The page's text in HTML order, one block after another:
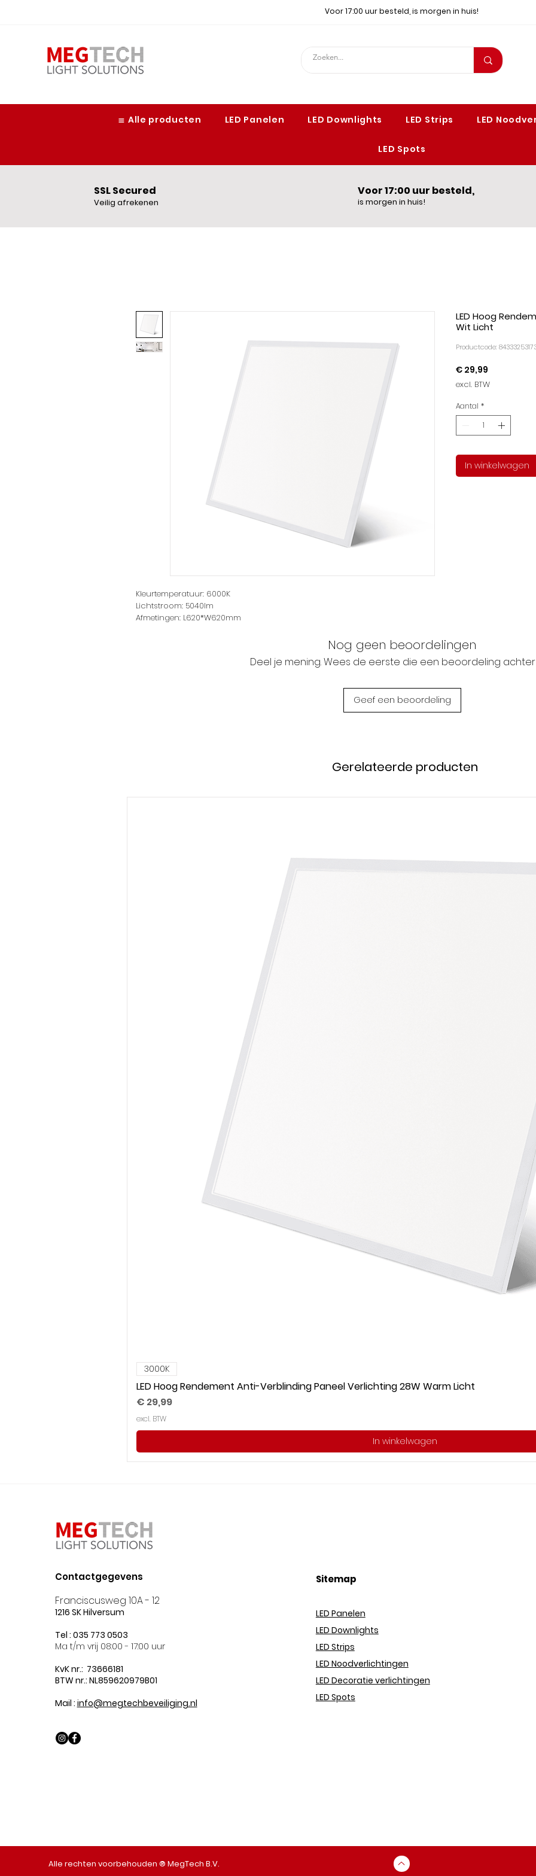
Voor 17:00 uur besteld, is morgen in huis!
≣ Alle producten LED Panelen LED Downlights LED Strips LED
LED Spots
SSL Secured
Veilig afrekenen
Voor 17:00 uur besteld,
is morgen in huis!
Kleurtemperatuur: 6000K
Lichtstroom: 5040lm
Afmetingen: L620*W620mm
LED Hoog
Wit Licht
Productcode:
€ 29,99
excl. BTW
Aantal *
In winkelwagen
Nog geen beoordelingen
Deel je mening. Wees de eerste die een beoordeling
Geef een beoordeling
Gerelateerde producten
3000K
LED Hoog Rendement Anti-Verblinding Paneel Verlichting 28W Warm Licht
Prijs
€ 29,99
excl. BTW
In winkelwagen
Contactgegevens
Franciscusweg 10A - 12
1216 SK Hilversum
Tel : 035 773 0503
Ma t/m vrij 08:00 - 17:00 uur
KvK nr.: 73666181
BTW nr.: NL859620979B01
Mail : info@megtechbeveiliging.nl
Sitemap
LED Panelen
LED Downlights
LED Strips
LED Noodverlichtingen
LED Decoratie verlichtingen
LED Spots
Alle rechten voorbehouden ® MegTech B.V.